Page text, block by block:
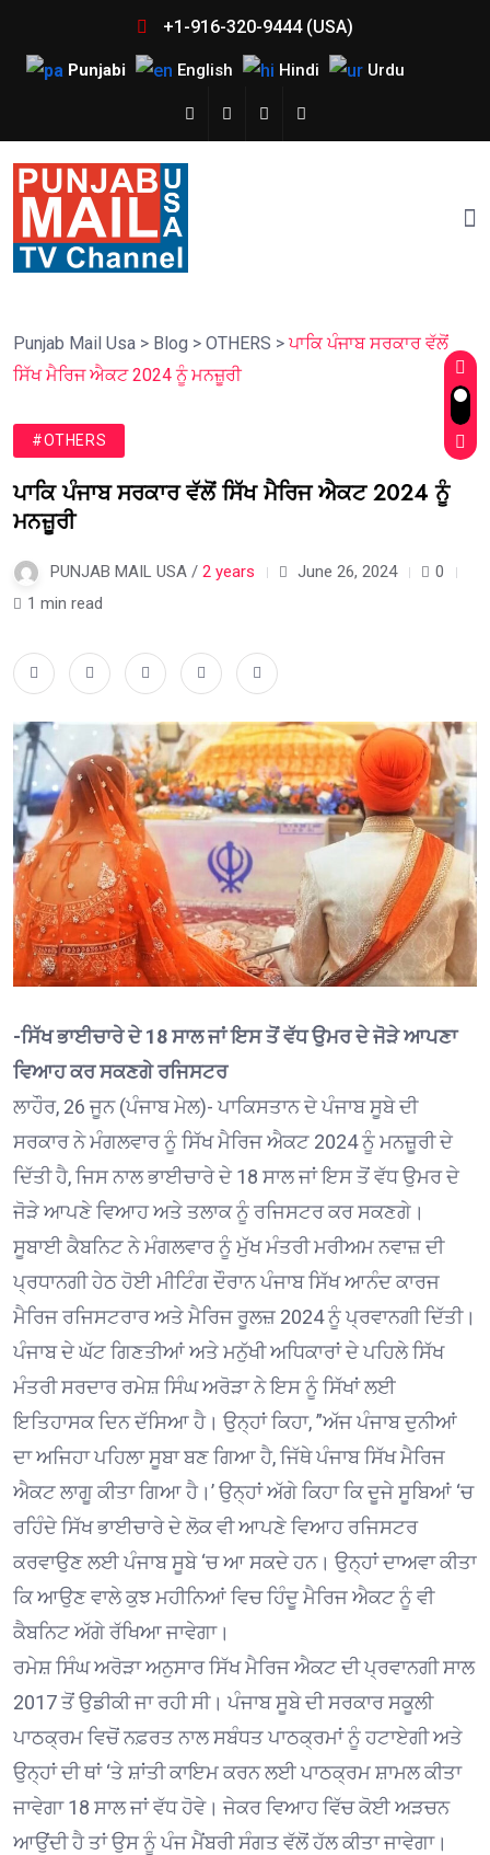
+1-916-320-9444 (USA)
Punjabi English Hindi Urdu
Punjab Mail Usa > Blog > OTHERS >ਪਾਕਿ ਪੰਜਾਬ ਸਰਕਾਰ ਵੱਲੋਂ
ਸਿੱਖ ਮੈਰਿਜ ਐਕਟ 2024 ਨੂੰ ਮਨਜ਼ੂਰੀ
#OTHERS
ਪਾਕਿ ਪੰਜਾਬ ਸਰਕਾਰ ਵੱਲੋਂ ਸਿੱਖ ਮੈਰਿਜ ਐਕਟ 2024 ਨੂੰ
ਮਨਜ਼ੂਰੀ
PUNJAB MAIL USA / 2 years June 26, 2024
0
1 min read
-ਸਿੱਖ ਭਾਈਚਾਰੇ ਦੇ 18 ਸਾਲ ਜਾਂ ਇਸ ਤੋਂ ਵੱਧ ਉਮਰ ਦੇ ਜੋੜੇ ਆਪਣਾ
ਵਿਆਹ ਕਰ ਸਕਣਗੇ ਰਜਿਸਟਰ
ਲਾਹੌਰ, 26 ਜੂਨ (ਪੰਜਾਬ ਮੇਲ)- ਪਾਕਿਸਤਾਨ ਦੇ ਪੰਜਾਬ ਸੂਬੇ ਦੀ
ਸਰਕਾਰ ਨੇ ਮੰਗਲਵਾਰ ਨੂੰ ਸਿੱਖ ਮੈਰਿਜ ਐਕਟ 2024 ਨੂੰ ਮਨਜ਼ੂਰੀ ਦੇ
ਦਿੱਤੀ ਹੈ, ਜਿਸ ਨਾਲ ਭਾਈਚਾਰੇ ਦੇ 18 ਸਾਲ ਜਾਂ ਇਸ ਤੋਂ ਵੱਧ ਉਮਰ ਦੇ
ਜੋੜੇ ਆਪਣੇ ਵਿਆਹ ਅਤੇ ਤਲਾਕ ਨੂੰ ਰਜਿਸਟਰ ਕਰ ਸਕਣਗੇ।
ਸੂਬਾਈ ਕੈਬਨਿਟ ਨੇ ਮੰਗਲਵਾਰ ਨੂੰ ਮੁੱਖ ਮੰਤਰੀ ਮਰੀਅਮ ਨਵਾਜ਼ ਦੀ
ਪ੍ਰਧਾਨਗੀ ਹੇਠ ਹੋਈ ਮੀਟਿੰਗ ਦੌਰਾਨ ਪੰਜਾਬ ਸਿੱਖ ਆਨੰਦ ਕਾਰਜ
ਮੈਰਿਜ ਰਜਿਸਟਰਾਰ ਅਤੇ ਮੈਰਿਜ ਰੂਲਜ਼ 2024 ਨੂੰ ਪ੍ਰਵਾਨਗੀ ਦਿੱਤੀ।
ਪੰਜਾਬ ਦੇ ਘੱਟ ਗਿਣਤੀਆਂ ਅਤੇ ਮਨੁੱਖੀ ਅਧਿਕਾਰਾਂ ਦੇ ਪਹਿਲੇ ਸਿੱਖ
ਮੰਤਰੀ ਸਰਦਾਰ ਰਮੇਸ਼ ਸਿੰਘ ਅਰੋੜਾ ਨੇ ਇਸ ਨੂੰ ਸਿੱਖਾਂ ਲਈ
ਇਤਿਹਾਸਕ ਦਿਨ ਦੱਸਿਆ ਹੈ। ਉਨ੍ਹਾਂ ਕਿਹਾ, ”ਅੱਜ ਪੰਜਾਬ ਦੁਨੀਆਂ
ਦਾ ਅਜਿਹਾ ਪਹਿਲਾ ਸੂਬਾ ਬਣ ਗਿਆ ਹੈ, ਜਿੱਥੇ ਪੰਜਾਬ ਸਿੱਖ ਮੈਰਿਜ
ਐਕਟ ਲਾਗੂ ਕੀਤਾ ਗਿਆ ਹੈ।’ ਉਨ੍ਹਾਂ ਅੱਗੇ ਕਿਹਾ ਕਿ ਦੂਜੇ ਸੂਬਿਆਂ ‘ਚ
ਰਹਿੰਦੇ ਸਿੱਖ ਭਾਈਚਾਰੇ ਦੇ ਲੋਕ ਵੀ ਆਪਣੇ ਵਿਆਹ ਰਜਿਸਟਰ
ਕਰਵਾਉਣ ਲਈ ਪੰਜਾਬ ਸੂਬੇ ‘ਚ ਆ ਸਕਦੇ ਹਨ। ਉਨ੍ਹਾਂ ਦਾਅਵਾ ਕੀਤਾ
ਕਿ ਆਉਣ ਵਾਲੇ ਕੁਝ ਮਹੀਨਿਆਂ ਵਿਚ ਹਿੰਦੂ ਮੈਰਿਜ ਐਕਟ ਨੂੰ ਵੀ
ਕੈਬਨਿਟ ਅੱਗੇ ਰੱਖਿਆ ਜਾਵੇਗਾ।
ਰਮੇਸ਼ ਸਿੰਘ ਅਰੋੜਾ ਅਨੁਸਾਰ ਸਿੱਖ ਮੈਰਿਜ ਐਕਟ ਦੀ ਪ੍ਰਵਾਨਗੀ ਸਾਲ
2017 ਤੋਂ ਉਡੀਕੀ ਜਾ ਰਹੀ ਸੀ। ਪੰਜਾਬ ਸੂਬੇ ਦੀ ਸਰਕਾਰ ਸਕੂਲੀ
ਪਾਠਕ੍ਰਮ ਵਿਚੋਂ ਨਫ਼ਰਤ ਨਾਲ ਸਬੰਧਤ ਪਾਠਕ੍ਰਮਾਂ ਨੂੰ ਹਟਾਏਗੀ ਅਤੇ
ਉਨ੍ਹਾਂ ਦੀ ਥਾਂ ‘ਤੇ ਸ਼ਾਂਤੀ ਕਾਇਮ ਕਰਨ ਲਈ ਪਾਠਕ੍ਰਮ ਸ਼ਾਮਲ ਕੀਤਾ
ਜਾਵੇਗਾ 18 ਸਾਲ ਜਾਂ ਵੱਧ ਹੋਵੇ। ਜੇਕਰ ਵਿਆਹ ਵਿੱਚ ਕੋਈ ਅੜਚਨ
ਆਉਂਦੀ ਹੈ ਤਾਂ ਉਸ ਨੂੰ ਪੰਜ ਮੈਂਬਰੀ ਸੰਗਤ ਵੱਲੋਂ ਹੱਲ ਕੀਤਾ ਜਾਵੇਗਾ।